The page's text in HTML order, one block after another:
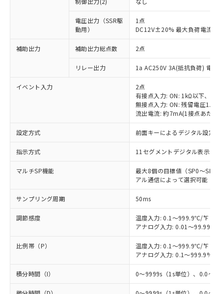
電圧出力（SSR駆
動用）
1点
DC12V±20% 最大負荷電流
補助出力 補助出力総点数 2点
リレー出力 1a AC250V 3A(抵抗負荷) 電
イベント入力
2点
有接点入力: ON: 1kΩ以下、
無接点入力: ON: 残留電圧
流出電流: 約7mA(1接点あたり
設定方式 前面キーによるデジタル設定
指示方式 11セグメントデジタル表示お
マルチSP機能
最大8個の目標値（SP0～SP7
アル通信によって選択可能
サンプリング周期 50ms
調節感度
温度入力: 0.1～999.9℃/°F（
アナログ入力: 0.01～
比例帯（P）
温度入力: 0.1～999.9℃/°F（
アナログ入力: 0.1～
積分時間（I） 0～9999s（1s単位）、0.0～